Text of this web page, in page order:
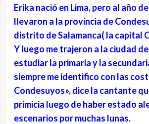
Erika nació en Lima, pero al año
llevaron a la provincia de
distrito de Salamanca( la capital
Y luego me trajeron a la ciudad
estudiar la primaria y la
siempre me identifico con las
Condesuyos», dice la cantante
primicia luego de haber estado
escenarios por muchas lunas.